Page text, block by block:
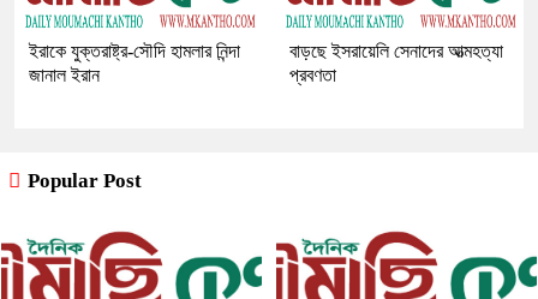
ইরাকে যুক্তরাষ্ট্র-সৌদি হামলার নিন্দা
জানাল ইরান
বাড়ছে ইসরায়েলি সেনাদের আত্মহত্যা
প্রবণতা
Popular Post